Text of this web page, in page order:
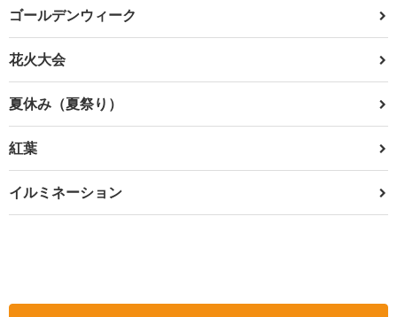
ゴールデンウィーク
花火大会
夏休み（夏祭り）
紅葉
イルミネーション